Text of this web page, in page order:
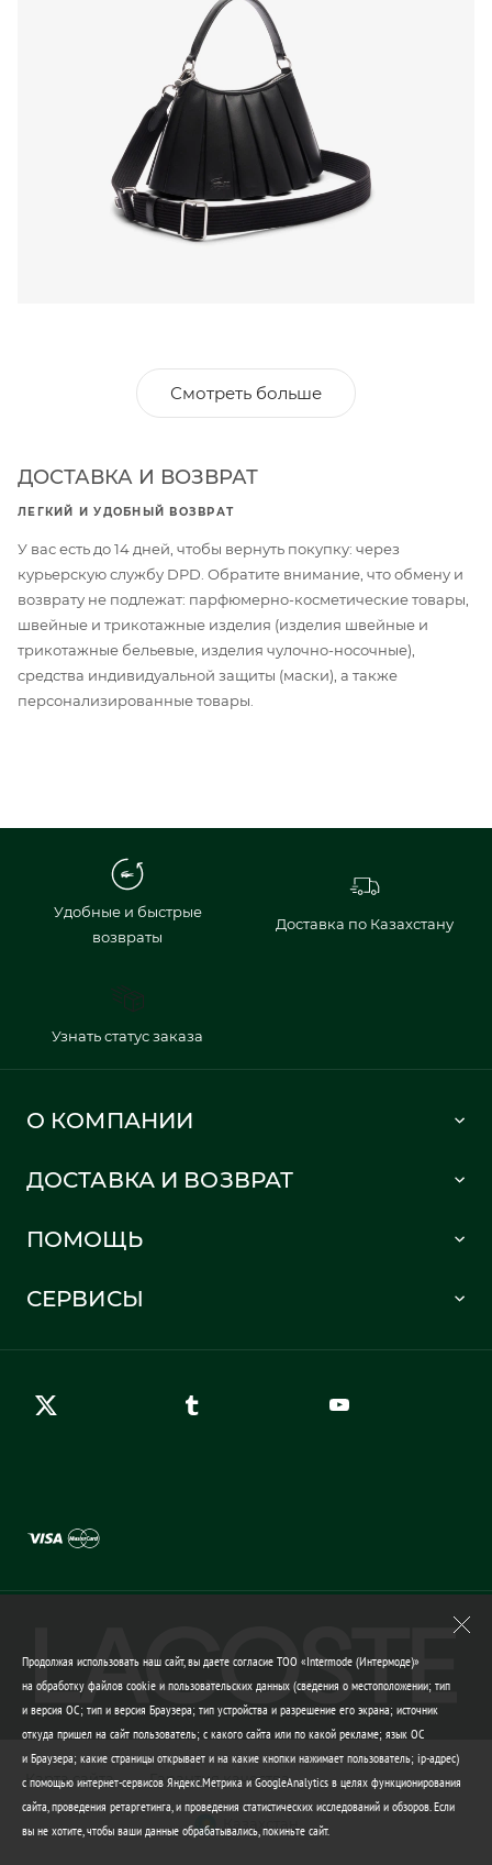
Смотреть больше
ДОСТАВКА И ВОЗВРАТ
ЛЕГКИЙ И УДОБНЫЙ ВОЗВРАТ
У вас есть до 14 дней, чтобы вернуть покупку: через
курьерскую службу DPD. Обратите внимание, что обмену и
возврату не подлежат: парфюмерно-косметические товары,
швейные и трикотажные изделия (изделия швейные и
трикотажные бельевые, изделия чулочно-носочные),
средства индивидуальной защиты (маски), а также
персонализированные товары.
Удобные и быстрые
возвраты
Доставка по Казахстану
Узнать статус заказа
О КОМПАНИИ
Политика в отношении обработки персональных данных
ДОСТАВКА И ВОЗВРАТ
Информация о доставке
Правила возврата
ПОМОЩЬ
Карта сайта
СЕРВИСЫ
Карта сайта Гарантия качества
Продолжая использовать наш сайт, вы даете согласие ТОО «Intermode (Интермоде)»
на обработку файлов cookie и пользовательских данных (сведения о местоположении; тип
и версия ОС; тип и версия Браузера; тип устройства и разрешение его экрана; источник
откуда пришел на сайт пользователь; с какого сайта или по какой рекламе; язык ОС
и Браузера; какие страницы открывает и на какие кнопки нажимает пользователь; ip-адрес)
с помощью интернет-сервисов Яндекс.Метрика и GoogleAnalytics в целях функционирования
сайта, проведения ретаргетинга, и проведения статистических исследований и обзоров. Если
вы не хотите, чтобы ваши данные обрабатывались, покиньте сайт.